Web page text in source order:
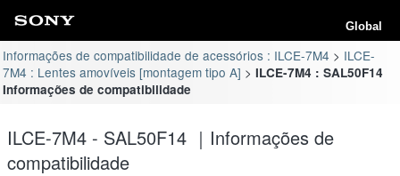
Global
Informações de compatibilidade de acessórios : ILCE-7M4
ILCE-
7M4 : Lentes amovíveis [montagem tipo A]
ILCE-7M4 : SAL50F14
Informações de compatibilidade
ILCE-7M4 - SAL50F14 ｜Informações de
compatibilidade